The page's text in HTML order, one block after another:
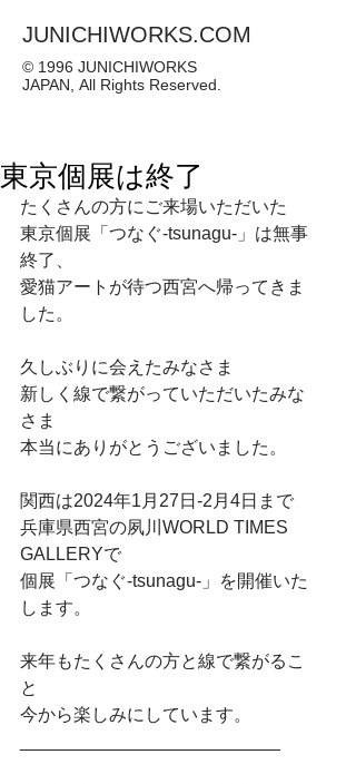
JUNICHIWORKS.COM
© 1996 JUNICHIWORKS
JAPAN, All Rights Reserved.
東京個展は終了
たくさんの方にご来場いただいた
東京個展「つなぐ-tsunagu-」は無事
終了、
愛猫アートが待つ西宮へ帰ってきま
した。
久しぶりに会えたみなさま
新しく線で繋がっていただいたみな
さま
本当にありがとうございました。
関西は2024年1月27日-2月4日まで
兵庫県西宮の夙川WORLD TIMES
GALLERYで
個展「つなぐ-tsunagu-」を開催いた
します。
来年もたくさんの方と線で繋がるこ
と
今から楽しみにしています。